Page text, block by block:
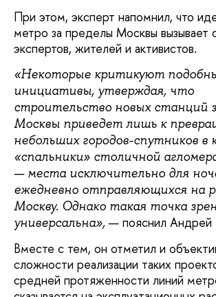
При этом, эксперт напомнил, что
метро за пределы Москвы вызывает
экспертов, жителей и активистов.
«Некоторые критикуют
инициативы, утверждая, что
строительство новых станций
Москвы приведет лишь к
небольших городов-спутников в
«спальники» столичной
— места исключительно для
ежедневно отправляющихся на
Москву. Однако такая точка
универсальна», — пояснил Андрей
Вместе с тем, он отметил и
сложности реализации таких
средней протяженности линий